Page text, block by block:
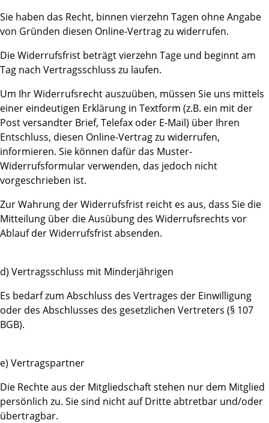
Sie haben das Recht, binnen vierzehn Tagen ohne Angabe
von Gründen diesen Online-Vertrag zu widerrufen.
Die Widerrufsfrist beträgt vierzehn Tage und beginnt am
Tag nach Vertragsschluss zu laufen.
Um Ihr Widerrufsrecht auszuüben, müssen Sie uns mittels
einer eindeutigen Erklärung in Textform (z.B. ein mit der
Post versandter Brief, Telefax oder E-Mail) über Ihren
Entschluss, diesen Online-Vertrag zu widerrufen,
informieren. Sie können dafür das Muster-
Widerrufsformular verwenden, das jedoch nicht
vorgeschrieben ist.
Zur Wahrung der Widerrufsfrist reicht es aus, dass Sie die
Mitteilung über die Ausübung des Widerrufsrechts vor
Ablauf der Widerrufsfrist absenden.
d) Vertragsschluss mit Minderjährigen
Es bedarf zum Abschluss des Vertrages der Einwilligung
oder des Abschlusses des gesetzlichen Vertreters (§ 107
BGB).
e) Vertragspartner
Die Rechte aus der Mitgliedschaft stehen nur dem Mitglied
persönlich zu. Sie sind nicht auf Dritte abtretbar und/oder
übertragbar.